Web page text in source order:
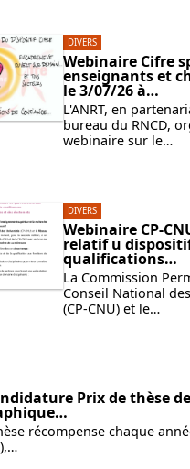
DIVERS
Webinaire Cifre
enseignants et
le 3/07/26 à…
L'ANRT, en
bureau du RNCD,
webinaire sur le…
DIVERS
Webinaire CP-
relatif u
qualifications…
La Commission
Conseil National
(CP-CNU) et le…
Prix de thèse
récompense chaque